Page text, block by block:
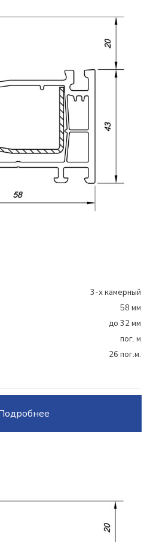
3-х камерный
58 мм
до 32 мм
пог. м
26 пог.м.